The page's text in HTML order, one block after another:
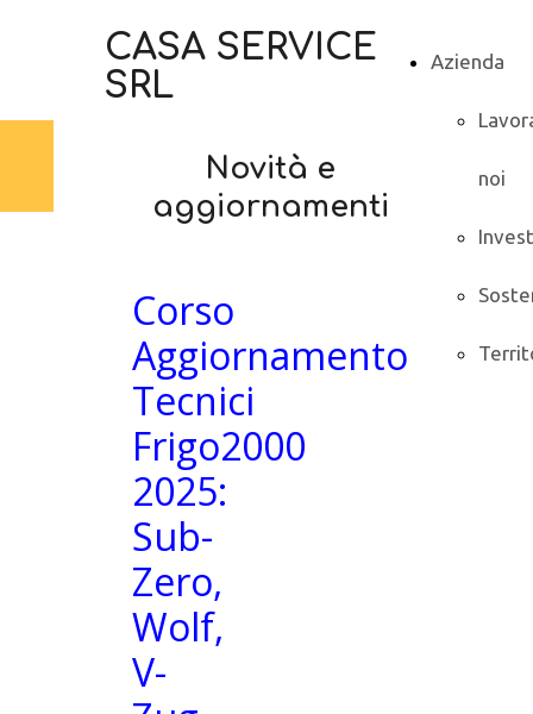
Azienda
noi
CASA SERVICE
SRL
Novità e
aggiornamenti
Corso
Aggiornamento
Tecnici
Frigo2000
2025:
Sub-
Zero,
Wolf,
V-